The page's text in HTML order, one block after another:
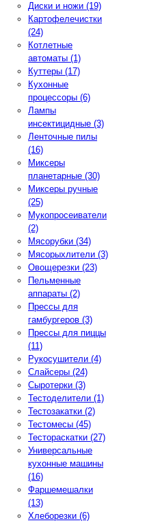
Диски и ножи (19)
Картофелечистки
(24)
Котлетные
автоматы (1)
Куттеры (17)
Кухонные
процессоры (6)
Лампы
инсектицидные (3)
Ленточные пилы
(16)
Миксеры
планетарные (30)
Миксеры ручные
(25)
Мукопросеиватели
(2)
Мясорубки (34)
Мясорыхлители (3)
Овощерезки (23)
Пельменные
аппараты (2)
Прессы для
гамбургеров (3)
Прессы для пиццы
(11)
Рукосушители (4)
Слайсеры (24)
Сыротерки (3)
Тестоделители (1)
Тестозакатки (2)
Тестомесы (45)
Тестораскатки (27)
Универсальные
кухонные машины
(16)
Фаршемешалки
(13)
Хлеборезки (6)